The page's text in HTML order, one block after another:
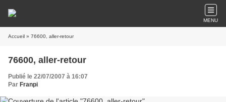
MENU
Accueil » 76600, aller-retour
76600, aller-retour
Publié le 22/07/2007 à 16:07
Par Franpi